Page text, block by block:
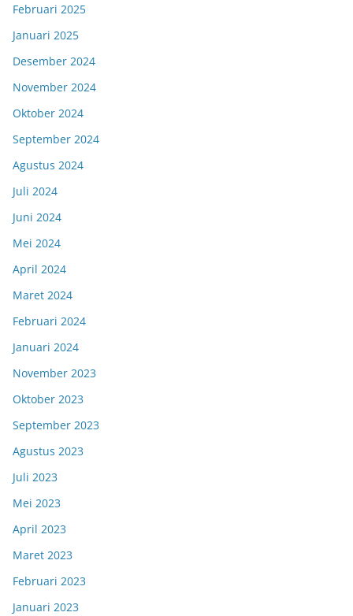
Februari 2025
Januari 2025
Desember 2024
November 2024
Oktober 2024
September 2024
Agustus 2024
Juli 2024
Juni 2024
Mei 2024
April 2024
Maret 2024
Februari 2024
Januari 2024
November 2023
Oktober 2023
September 2023
Agustus 2023
Juli 2023
Mei 2023
April 2023
Maret 2023
Februari 2023
Januari 2023